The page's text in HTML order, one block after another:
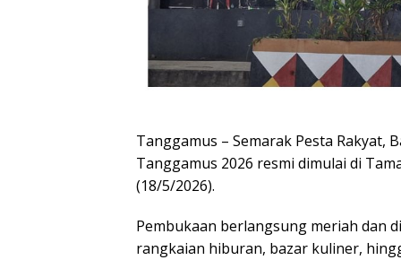
Tanggamus – Semarak Pesta Rakyat,
Tanggamus 2026 resmi dimulai di
(18/5/2026).
Pembukaan berlangsung meriah dan
rangkaian hiburan, bazar kuliner,